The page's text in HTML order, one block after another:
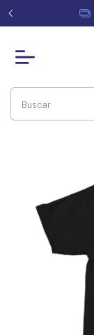
de